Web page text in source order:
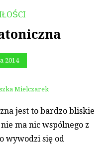
2014
Mielczarek
jest to bardzo bliskie
ma nic wspólnego z
wywodzi się od